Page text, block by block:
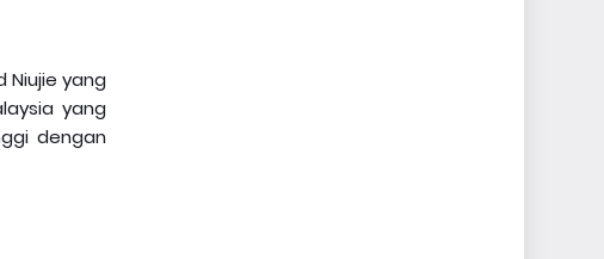
Niujie yang
yang
dengan